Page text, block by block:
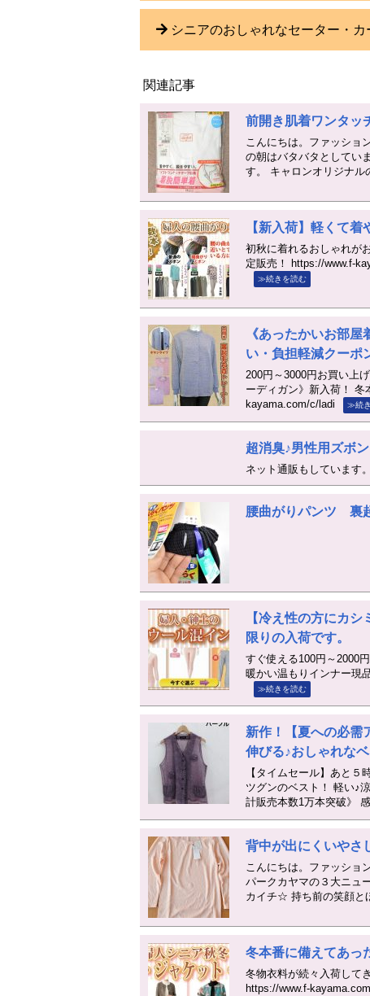
シニアのおしゃれなセーター・カ
関連記事
前開き肌着ワンタッ
こんにちは。ファッショ
の朝はバタバタとしてい
す。 キャロンオリジナル
【新入荷】軽くて
初秋に着れるおしゃれが
定販売！ https://www.f-
≫続きを読む
《あったかいお部
い・負担軽減クーポ
200円～3000円お買い上
ーディガン》新入荷！
kayama.com/c/ladi
≫続
超消臭♪男性用ズボ
ネット通販もしています。
腰曲がりパンツ 裏
【冷え性の方にカ
限りの入荷です。
すぐ使える100円～2000
暖かい温もりインナー現
≫続きを読む
新作！【夏への必需
伸びる♪おしゃれな
【タイムセール】あと
ツグンのベスト！ 軽い♪
計販売本数1万本突破》
背中が出にくいやさ
こんにちは。ファッショ
パークカヤマの３大ニュ
カイチ☆ 持ち前の笑顔と
冬本番に備えてあっ
冬物衣料が続々入荷して
https://www.f-